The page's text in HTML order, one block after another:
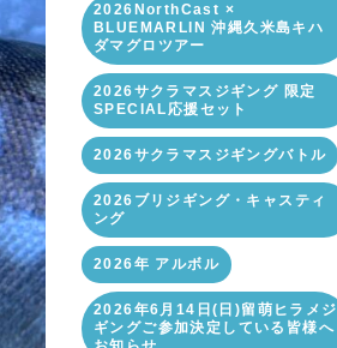
2026NorthCast ×
BLUEMARLIN 沖縄久米島キハ
ダマグロツアー
2026サクラマスジギング 限定
SPECIAL応援セット
2026サクラマスジギングバトル
2026ブリジギング・キャスティ
ング
2026年 アルボル
2026年6月14日(日)留萌ヒラメジ
ギングご参加決定している皆様へ